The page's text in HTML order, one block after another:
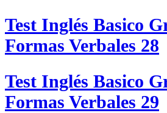
Test Inglés Basico
Formas Verbales 28
Test Inglés Basico
Formas Verbales 29